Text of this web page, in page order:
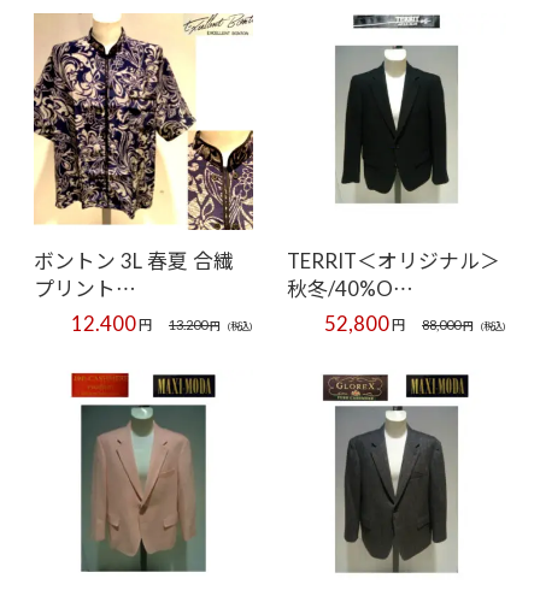
ボントン 3L 春夏 合繊
プリント…
13.200円 (税込)
12.400円
TERRIT＜オリジナル＞
秋冬/40%O…
88,000円 (税込)
52,800円